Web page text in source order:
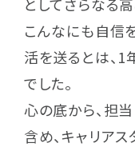
こんなにも自信
活を送るとは、
でした。
心の底から、担
含め、キャリア